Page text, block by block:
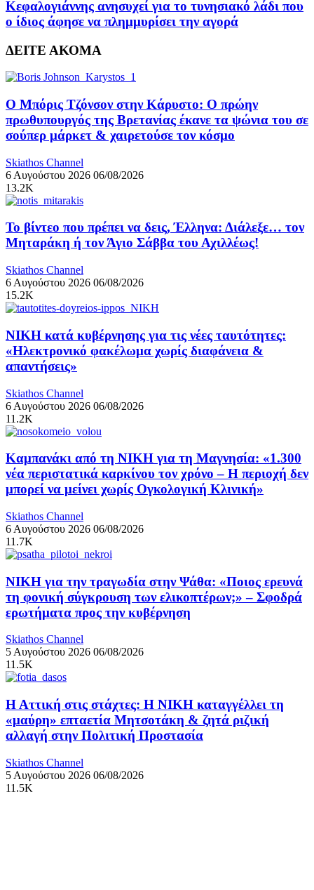
Κεφαλογιάννης ανησυχεί για το τυνησιακό λάδι που
ο ίδιος άφησε να πλημμυρίσει την αγορά
ΔΕΙΤΕ ΑΚΟΜΑ
Ο Μπόρις Τζόνσον στην Κάρυστο: Ο πρώην
πρωθυπουργός της Βρετανίας έκανε τα ψώνια του σε
σούπερ μάρκετ & χαιρετούσε τον κόσμο
Skiathos Channel
6 Αυγούστου 2026 06/08/2026
13.2K
Το βίντεο που πρέπει να δεις, Έλληνα: Διάλεξε… τον
Μηταράκη ή τον Άγιο Σάββα του Αχιλλέως!
Skiathos Channel
6 Αυγούστου 2026 06/08/2026
15.2K
ΝΙΚΗ κατά κυβέρνησης για τις νέες ταυτότητες:
«Ηλεκτρονικό φακέλωμα χωρίς διαφάνεια &
απαντήσεις»
Skiathos Channel
6 Αυγούστου 2026 06/08/2026
11.2K
Καμπανάκι από τη ΝΙΚΗ για τη Μαγνησία: «1.300
νέα περιστατικά καρκίνου τον χρόνο – Η περιοχή δεν
μπορεί να μείνει χωρίς Ογκολογική Κλινική»
Skiathos Channel
6 Αυγούστου 2026 06/08/2026
11.7K
ΝΙΚΗ για την τραγωδία στην Ψάθα: «Ποιος ερευνά
τη φονική σύγκρουση των ελικοπτέρων;» – Σφοδρά
ερωτήματα προς την κυβέρνηση
Skiathos Channel
5 Αυγούστου 2026 06/08/2026
11.5K
Η Αττική στις στάχτες: Η ΝΙΚΗ καταγγέλλει τη
«μαύρη» επταετία Μητσοτάκη & ζητά ριζική
αλλαγή στην Πολιτική Προστασία
Skiathos Channel
5 Αυγούστου 2026 06/08/2026
11.5K